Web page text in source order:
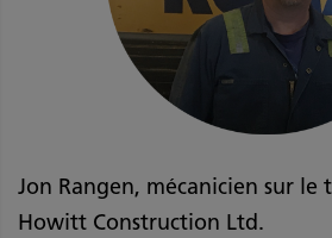
Jon Rangen, mécanicien sur le
Howitt Construction Ltd.